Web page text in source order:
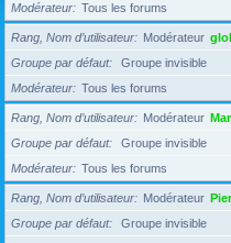
Modérateur
Tous les forums
Rang, Nom d’utilisateur Modérateur
Groupe par défaut
Groupe invisible
Modérateur
Tous les forums
Rang, Nom d’utilisateur Modérateur
Groupe par défaut
Groupe invisible
Modérateur
Tous les forums
Rang, Nom d’utilisateur Modérateur
Groupe par défaut
Groupe invisible